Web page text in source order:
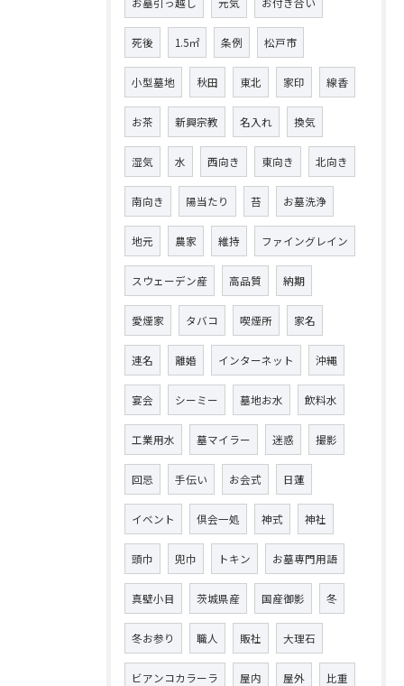
死後 1.5㎡ 条例 松戸市
小型墓地 秋田 東北 家印 線香
お茶 新興宗教 名入れ 換気
湿気 水 西向き 東向き 北向き
南向き 陽当たり 苔 お墓洗浄
地元 農家 維持 ファイングレイン
スウェーデン産 高品質 納期
愛煙家 タバコ 喫煙所 家名
連名 離婚 インターネット 沖縄
宴会 シーミー 墓地お水 飲料水
工業用水 墓マイラー 迷惑 撮影
回忌 手伝い お会式 日蓮
イベント 倶会一処 神式 神社
頭巾 兜巾 トキン お墓専門用語
真壁小目 茨城県産 国産御影 冬
冬お参り 職人 販社 大理石
ビアンコカラーラ 屋内 屋外 比重